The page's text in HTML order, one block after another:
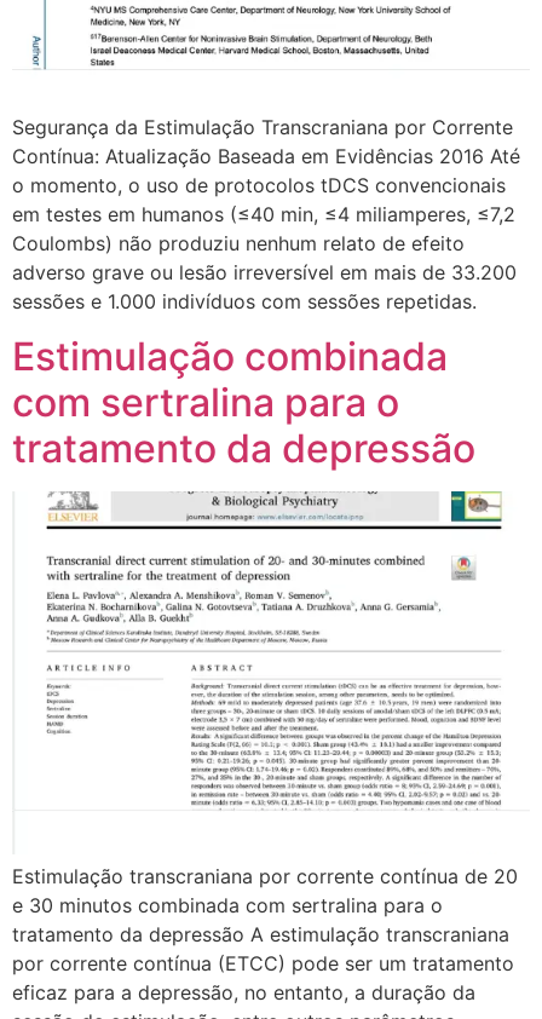
Segurança da Estimulação Transcraniana por Corrente
Contínua: Atualização Baseada em Evidências 2016 Até
o momento, o uso de protocolos tDCS convencionais
em testes em humanos (≤40 min, ≤4 miliamperes, ≤7,2
Coulombs) não produziu nenhum relato de efeito
adverso grave ou lesão irreversível em mais de 33.200
sessões e 1.000 indivíduos com sessões repetidas.
Estimulação combinada
com sertralina para o
tratamento da depressão
Estimulação transcraniana por corrente contínua de 20
e 30 minutos combinada com sertralina para o
tratamento da depressão A estimulação transcraniana
por corrente contínua (ETCC) pode ser um tratamento
eficaz para a depressão, no entanto, a duração da